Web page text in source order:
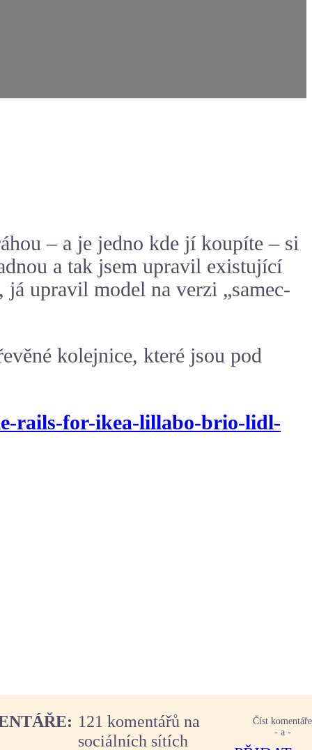
– a je jedno kde jí koupíte – si
a tak jsem upravil existující
upravil model na verzi „samec-
kolejnice, které jsou pod
rails-for-ikea-lillabo-brio-lidl-
121 komentářů na
sociálních sítích
Číst komentáře
- a -